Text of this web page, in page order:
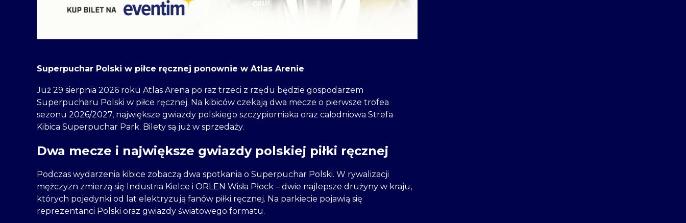
Superpuchar Polski w piłce ręcznej ponownie w Atlas Arenie
Już 29 sierpnia 2026 roku Atlas Arena po raz trzeci z rzędu będzie gospodarzem
Superpucharu Polski w piłce ręcznej. Na kibiców czekają dwa mecze o pierwsze trofea
sezonu 2026/2027, największe gwiazdy polskiego szczypiorniaka oraz całodniowa Strefa
Kibica Superpuchar Park. Bilety są już w sprzedaży.
Dwa mecze i największe gwiazdy polskiej piłki ręcznej
Podczas wydarzenia kibice zobaczą dwa spotkania o Superpuchar Polski. W rywalizacji
mężczyzn zmierzą się Industria Kielce i ORLEN Wisła Płock – dwie najlepsze drużyny w kraju,
których pojedynki od lat elektryzują fanów piłki ręcznej. Na parkiecie pojawią się
reprezentanci Polski oraz gwiazdy światowego formatu.